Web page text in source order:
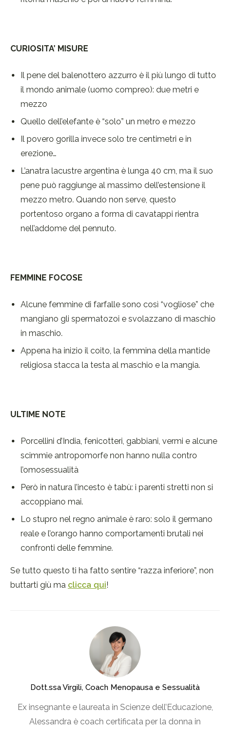
CURIOSITA’ MISURE
Il pene del balenottero azzurro è il più lungo di tutto
il mondo animale (uomo compreo): due metri e
mezzo
Quello dell’elefante è “solo” un metro e mezzo
Il povero gorilla invece solo tre centimetri e in
erezione…
L’anatra lacustre argentina è lunga 40 cm, ma il suo
pene può raggiunge al massimo dell’estensione il
mezzo metro. Quando non serve, questo
portentoso organo a forma di cavatappi rientra
nell’addome del pennuto.
FEMMINE FOCOSE
Alcune femmine di farfalle sono così “vogliose” che
mangiano gli spermatozoi e svolazzano di maschio
in maschio.
Appena ha inizio il coito, la femmina della mantide
religiosa stacca la testa al maschio e la mangia.
ULTIME NOTE
Porcellini d’India, fenicotteri, gabbiani, vermi e alcune
scimmie antropomorfe non hanno nulla contro
l’omosessualità
Però in natura l’incesto è tabù: i parenti stretti non si
accoppiano mai.
Lo stupro nel regno animale è raro: solo il germano
reale e l’orango hanno comportamenti brutali nei
confronti delle femmine.
Se tutto questo ti ha fatto sentire “razza inferiore”, non
buttarti giù ma clicca qui!
Dott.ssa Virgili, Coach Menopausa e Sessualità
Ex insegnante e laureata in Scienze dell’Educazione,
Alessandra è coach certificata per la donna in